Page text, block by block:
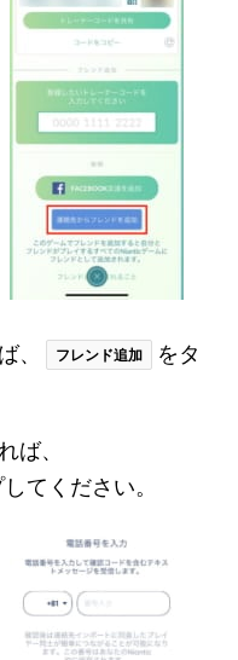
、 フレンド追加
をタ
ば、
てください。